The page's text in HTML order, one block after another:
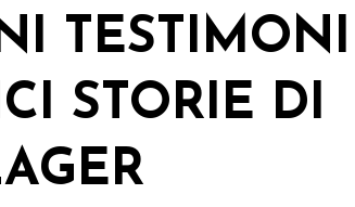
TESTIMONI
STORIE DI